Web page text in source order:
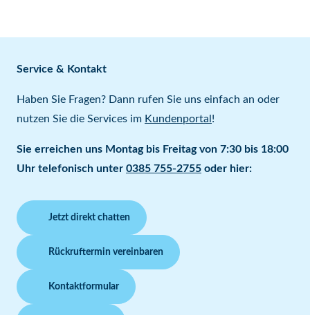
Service & Kontakt
Haben Sie Fragen? Dann rufen Sie uns einfach an oder
nutzen Sie die Services im Kundenportal!
Sie erreichen uns Montag bis Freitag von 7:30 bis 18:00
Uhr telefonisch unter 0385 755-2755 oder hier:
Jetzt direkt chatten
Rückruftermin vereinbaren
Kontaktformular